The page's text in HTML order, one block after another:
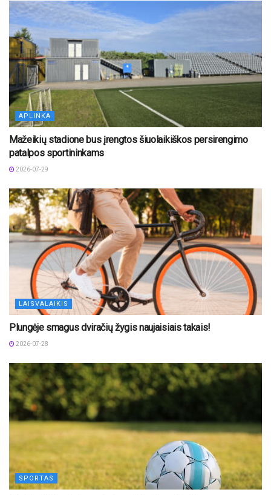
APLINKA
Mažeikių stadione bus įrengtos šiuolaikiškos persirengimo
patalpos sportininkams
2026-07-29
LAISVALAIKIS
Plungėje smagus dviračių žygis naujaisiais takais!
2026-07-28
SPORTAS